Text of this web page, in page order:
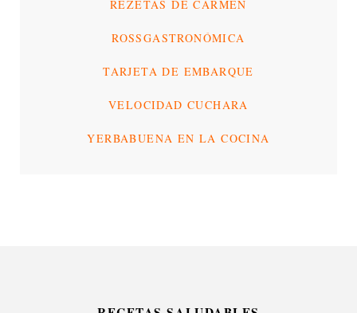
REZETAS DE CARMEN
ROSSGASTRONÓMICA
TARJETA DE EMBARQUE
VELOCIDAD CUCHARA
YERBABUENA EN LA COCINA